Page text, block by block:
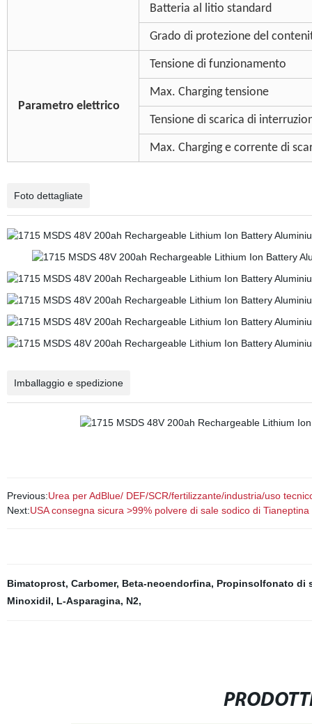
Batteria al litio standard
Grado di protezione del
Parametro elettrico
Tensione di funzionamento
Max. Charging tensione
Tensione di scarica di
Max. Charging e corrente di
Foto dettagliate
Imballaggio e spedizione
Previous:Urea per AdBlue/ DEF/SCR/fertilizzante/industria/uso
Next:USA consegna sicura >99% polvere di sale sodico di
Bimatoprost, Carbomer, Beta-neoendorfina, Propinsolfonato di
Minoxidil, L-Asparagina, N2,